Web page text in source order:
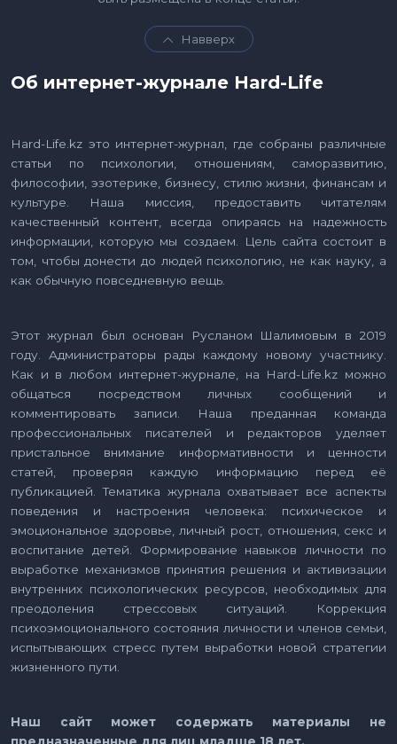
Навверх
Об интернет-журнале Hard-Life
Hard-Life.kz это интернет-журнал, где собраны различные
статьи по психологии, отношениям, саморазвитию,
философии, эзотерике, бизнесу, стилю жизни, финансам и
культуре. Наша миссия, предоставить читателям
качественный контент, всегда опираясь на надежность
информации, которую мы создаем. Цель сайта состоит в
том, чтобы донести до людей психологию, не как науку, а
как обычную повседневную вещь.
Этот журнал был основан Русланом Шалимовым в 2019
году. Администраторы рады каждому новому участнику.
Как и в любом интернет-журнале, на Hard-Life.kz можно
общаться посредством личных сообщений и
комментировать записи. Наша преданная команда
профессиональных писателей и редакторов уделяет
пристальное внимание информативности и ценности
статей, проверяя каждую информацию перед её
публикацией. Тематика журнала охватывает все аспекты
поведения и настроения человека: психическое и
эмоциональное здоровье, личный рост, отношения, секс и
воспитание детей. Формирование навыков личности по
выработке механизмов принятия решения и активизации
внутренних психологических ресурсов, необходимых для
преодоления стрессовых ситуаций. Коррекция
психоэмоционального состояния личности и членов семьи,
испытывающих стресс путем выработки новой стратегии
жизненного пути.
Наш сайт может содержать материалы не